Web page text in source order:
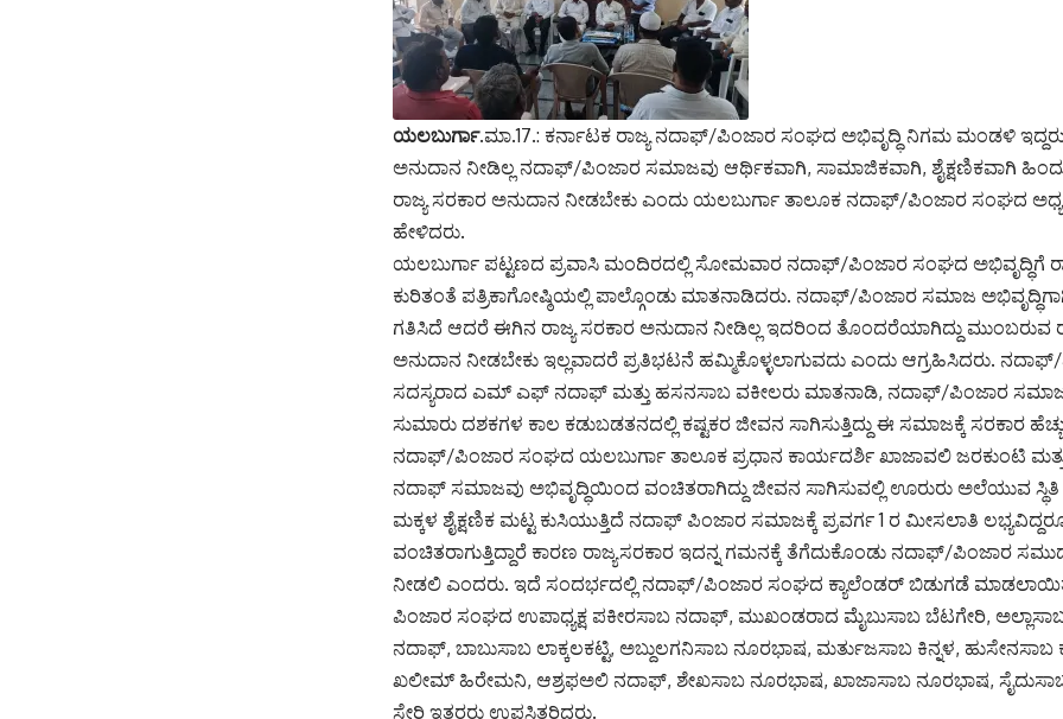
ಯಲಬುರ್ಗಾ.ಮಾ.17.: ಕರ್ನಾಟಕ ರಾಜ್ಯ ನದಾಫ್/ಪಿಂಜಾರ ಸಂಘದ ಅಭಿವೃದ್ಧಿ ನಿಗಮ ಮಂಡಳಿ
ಅನುದಾನ ನೀಡಿಲ್ಲ ನದಾಫ್/ಪಿಂಜಾರ ಸಮಾಜವು ಆರ್ಥಿಕವಾಗಿ, ಸಾಮಾಜಿಕವಾಗಿ, ಶೈಕ್ಷಣಿಕವಾಗಿ
ರಾಜ್ಯ ಸರಕಾರ ಅನುದಾನ ನೀಡಬೇಕು ಎಂದು ಯಲಬುರ್ಗಾ ತಾಲೂಕ ನದಾಫ್/ಪಿಂಜಾರ ಸಂಘದ
ಹೇಳಿದರು.
ಯಲಬುರ್ಗಾ ಪಟ್ಟಣದ ಪ್ರವಾಸಿ ಮಂದಿರದಲ್ಲಿ ಸೋಮವಾರ ನದಾಫ್/ಪಿಂಜಾರ ಸಂಘದ ಅಭಿವೃದ್ಧಿಗೆ
ಕುರಿತಂತೆ ಪತ್ರಿಕಾಗೋಷ್ಠಿಯಲ್ಲಿ ಪಾಲ್ಗೊಂಡು ಮಾತನಾಡಿದರು. ನದಾಫ್/ಪಿಂಜಾರ ಸಮಾಜ
ಗತಿಸಿದೆ ಆದರೆ ಈಗಿನ ರಾಜ್ಯ ಸರಕಾರ ಅನುದಾನ ನೀಡಿಲ್ಲ ಇದರಿಂದ ತೊಂದರೆಯಾಗಿದ್ದು ಮುಂಬರುವ
ಅನುದಾನ ನೀಡಬೇಕು ಇಲ್ಲವಾದರೆ ಪ್ರತಿಭಟನೆ ಹಮ್ಮಿಕೊಳ್ಳಲಾಗುವದು ಎಂದು ಆಗ್ರಹಿಸಿದರು.
ಸದಸ್ಯರಾದ ಎಮ್ ಎಫ್ ನದಾಫ್ ಮತ್ತು ಹಸನಸಾಬ ವಕೀಲರು ಮಾತನಾಡಿ, ನದಾಫ್/ಪಿಂಜಾರ
ಸುಮಾರು ದಶಕಗಳ ಕಾಲ ಕಡುಬಡತನದಲ್ಲಿ ಕಷ್ಟಕರ ಜೀವನ ಸಾಗಿಸುತ್ತಿದ್ದು ಈ ಸಮಾಜಕ್ಕೆ ಸರಕಾರ
ನದಾಫ್/ಪಿಂಜಾರ ಸಂಘದ ಯಲಬುರ್ಗಾ ತಾಲೂಕ ಪ್ರಧಾನ ಕಾರ್ಯದರ್ಶಿ ಖಾಜಾವಲಿ ಜರಕುಂಟಿ
ನದಾಫ್ ಸಮಾಜವು ಅಭಿವೃದ್ಧಿಯಿಂದ ವಂಚಿತರಾಗಿದ್ದು ಜೀವನ ಸಾಗಿಸುವಲ್ಲಿ ಊರುರು ಅಲೆಯುವ
ಮಕ್ಕಳ ಶೈಕ್ಷಣಿಕ ಮಟ್ಟ ಕುಸಿಯುತ್ತಿದೆ ನದಾಫ್ ಪಿಂಜಾರ ಸಮಾಜಕ್ಕೆ ಪ್ರವರ್ಗ 1 ರ ಮೀಸಲಾತಿ
ವಂಚಿತರಾಗುತ್ತಿದ್ದಾರೆ ಕಾರಣ ರಾಜ್ಯಸರಕಾರ ಇದನ್ನ ಗಮನಕ್ಕೆ ತೆಗೆದುಕೊಂಡು ನದಾಫ್/ಪಿಂಜಾರ
ನೀಡಲಿ ಎಂದರು. ಇದೆ ಸಂದರ್ಭದಲ್ಲಿ ನದಾಫ್/ಪಿಂಜಾರ ಸಂಘದ ಕ್ಯಾಲೆಂಡರ್ ಬಿಡುಗಡೆ
ಪಿಂಜಾರ ಸಂಘದ ಉಪಾಧ್ಯಕ್ಷ ಪಕೀರಸಾಬ ನದಾಫ್, ಮುಖಂಡರಾದ ಮೈಬುಸಾಬ ಬೆಟಗೇರಿ,
ನದಾಫ್, ಬಾಬುಸಾಬ ಲಾಕ್ಕಲಕಟ್ಟಿ, ಅಬ್ದುಲಗನಿಸಾಬ ನೂರಭಾಷ, ಮರ್ತುಜಸಾಬ ಕಿನ್ನಳ,
ಖಲೀಮ್ ಹಿರೇಮನಿ, ಆಶ್ರಫಅಲಿ ನದಾಫ್, ಶೇಖಸಾಬ ನೂರಭಾಷ, ಖಾಜಾಸಾಬ ನೂರಭಾಷ,
ಸೇರಿ ಇತರರು ಉಪಸ್ಥಿತರಿದ್ದರು.